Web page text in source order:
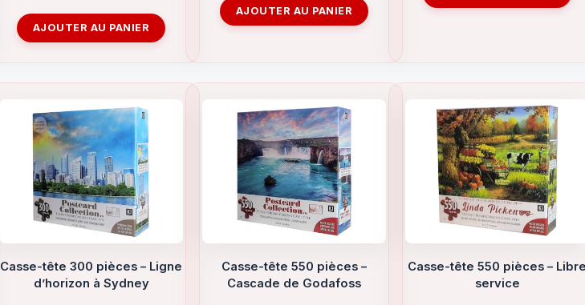
AJOUTER AU PANIER
AJOUTER AU PANIER
Casse-tête 300 pièces – Ligne
d’horizon à Sydney
Casse-tête 550 pièces –
Cascade de Godafoss
Casse-tête 550 pièces –
service